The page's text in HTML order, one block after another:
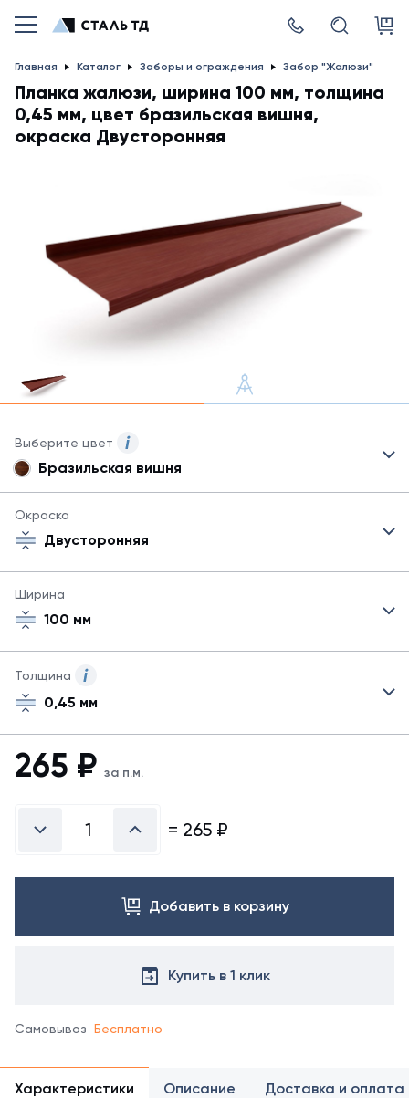
Главная Каталог Заборы и ограждения Забор "Жалюзи"
Планка жалюзи, ширина 100 мм, толщина
0,45 мм, цвет бразильская вишня,
окраска Двусторонняя
Выберите цвет
Могут
быть
все
цвета
справочнике
Бразильская вишня
Окраска
Двусторонняя
Ширина
100 мм
Толщина
0,45 мм
265 ₽ за п.м.
= 265 ₽
Добавить в корзину
Купить в 1 клик
Самовывоз Бесплатно
Характеристики Описание Доставка и оплата